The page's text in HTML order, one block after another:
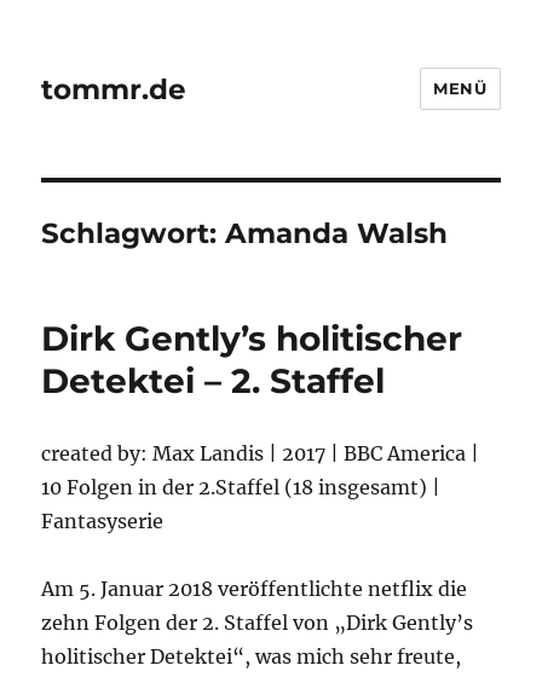
tommr.de MENÜ
Schlagwort:Amanda Walsh
Dirk Gently’s holitischer
Detektei – 2. Staffel
created by: Max Landis | 2017 | BBC America |
10 Folgen in der 2.Staffel (18 insgesamt) |
Fantasyserie
Am 5. Januar 2018 veröffentlichte netflix die
zehn Folgen der 2. Staffel von „Dirk Gently’s
holitischer Detektei“, was mich sehr freute,